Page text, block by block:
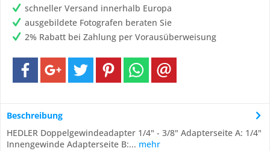
schneller Versand innerhalb Europa
ausgebildete Fotografen beraten Sie
2% Rabatt bei Zahlung per Vorausüberweisung
Beschreibung
HEDLER Doppelgewindeadapter 1/4" - 3/8" Adapterseite A: 1/4"
Innengewinde Adapterseite B:... mehr